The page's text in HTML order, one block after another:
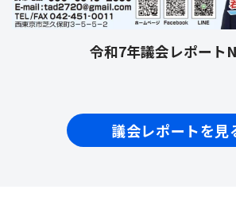
令和7年議会レポート
議会レポートを見